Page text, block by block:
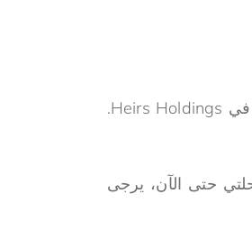
إذا كنت تقرأ هذا، فيجب أن تعلم أنني نجحت في اجتياز أسبوعي الأول كمتدرب خريج في Heirs Holdings.
رحلتي حتى الآن، يرجى